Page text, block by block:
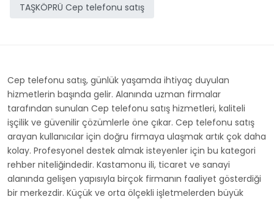
TAŞKÖPRÜ Cep telefonu satış
Cep telefonu satış, günlük yaşamda ihtiyaç duyulan
hizmetlerin başında gelir. Alanında uzman firmalar
tarafından sunulan Cep telefonu satış hizmetleri, kaliteli
işçilik ve güvenilir çözümlerle öne çıkar. Cep telefonu satış
arayan kullanıcılar için doğru firmaya ulaşmak artık çok daha
kolay. Profesyonel destek almak isteyenler için bu kategori
rehber niteliğindedir. Kastamonu ili, ticaret ve sanayi
alanında gelişen yapısıyla birçok firmanın faaliyet gösterdiği
bir merkezdir. Küçük ve orta ölçekli işletmelerden büyük